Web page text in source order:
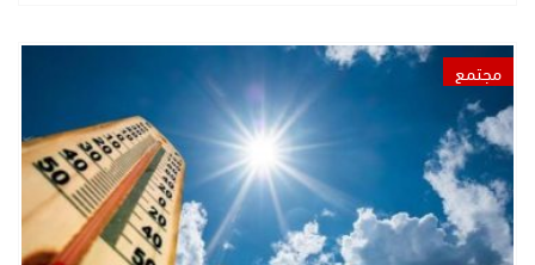
مجتمع